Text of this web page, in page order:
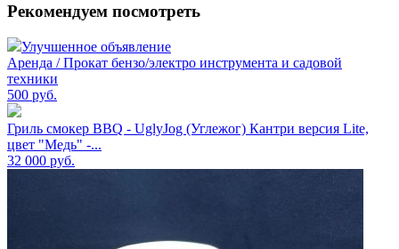
Рекомендуем посмотреть
Улучшенное объявление
Аренда / Прокат бензо/электро инструмента и садовой
техники
500 руб.
Гриль смокер BBQ - UglyJog (Углежог) Кантри версия Lite,
цвет "Медь" -...
32 000 руб.